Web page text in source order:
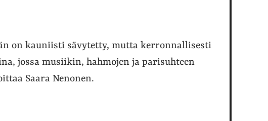
on kauniisti sävytetty, mutta kerronnallisesti
jossa musiikin, hahmojen ja parisuhteen
Saara Nenonen.